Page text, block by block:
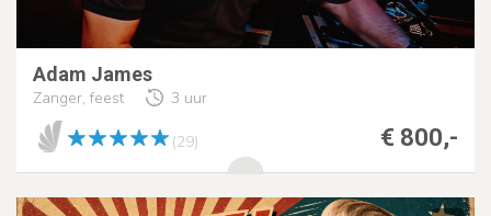
Adam James
Zanger, feest 3 uur
€ 800,-
(29)